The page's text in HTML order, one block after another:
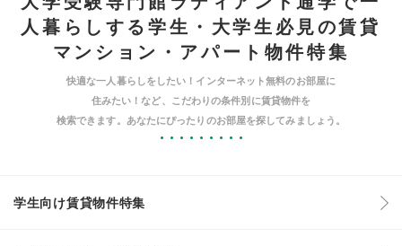
人暮らしする学生・大学生必見の賃貸
マンション・アパート物件特集
快適な一人暮らしをしたい！インターネット無料のお部屋に
住みたい！など、こだわりの条件別に賃貸物件を
検索できます。あなたにぴったりのお部屋を探してみましょう。
学生向け賃貸物件特集